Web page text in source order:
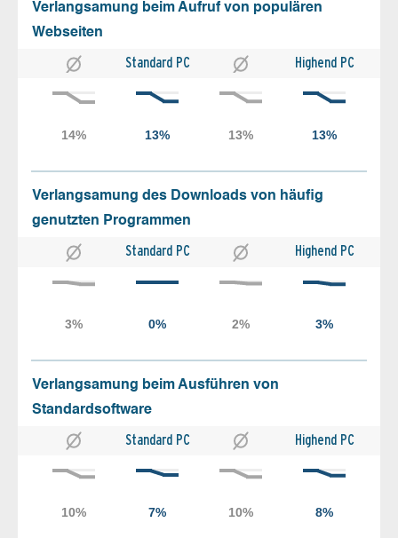
Verlangsamung beim Aufruf von populären
Webseiten
Standard PC Highend PC
Verlangsamung des Downloads von häufig
genutzten Programmen
Standard PC Highend PC
Verlangsamung beim Ausführen von
Standardsoftware
Standard PC Highend PC